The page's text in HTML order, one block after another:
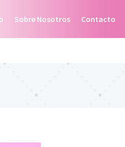
Sobre Nosotros Contacto